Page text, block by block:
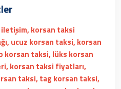
korsan taksi
ucuz korsan taksi, korsan
korsan taksi, lüks korsan
korsan taksi fiyatları,
taksi, tag korsan taksi,